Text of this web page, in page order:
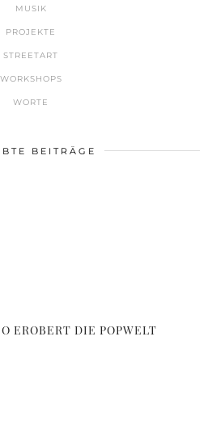
MUSIK
PROJEKTE
STREETART
WORKSHOPS
WORTE
BEITRÄGE
EROBERT DIE POPWELT